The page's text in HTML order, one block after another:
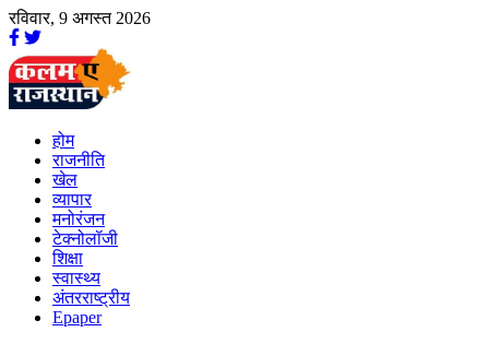
रविवार, 9 अगस्त 2026
होम
राजनीति
खेल
व्यापार
मनोरंजन
टेक्नोलॉजी
शिक्षा
स्वास्थ्य
अंतरराष्ट्रीय
Epaper